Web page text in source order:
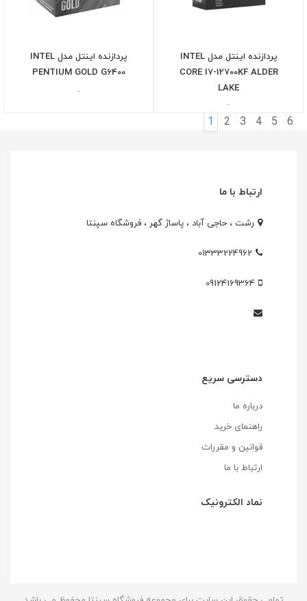
پردازنده اینتل مدل INTEL
CORE I7-12700KF ALDER
LAKE
-
پردازنده اینتل مدل INTEL
PENTIUM GOLD G6400
-
1 2 3 4 5 6
ارتباط با ما
رشت ، حاجی آباد ، پاساژ گهر ، فروشگاه سپنتا
01333224962
09124169364
دسترسی سریع
درباره ما
راهنمای خرید
قوانین و مقررات
ارتباط با ما
نماد الکترونیک